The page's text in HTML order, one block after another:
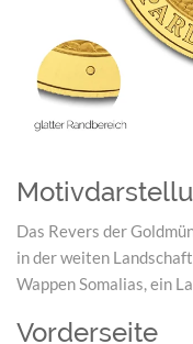
Das Revers der
in der weiten
Wappen Somalias, ein
Vorderseite